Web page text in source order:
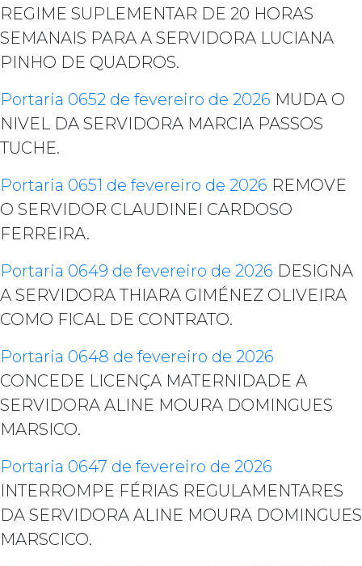
REGIME SUPLEMENTAR DE 20 HORAS
SEMANAIS PARA A SERVIDORA LUCIANA
PINHO DE QUADROS.
Portaria 0652 de fevereiro de 2026 MUDA O
NIVEL DA SERVIDORA MARCIA PASSOS
TUCHE.
Portaria 0651 de fevereiro de 2026 REMOVE
O SERVIDOR CLAUDINEI CARDOSO
FERREIRA.
Portaria 0649 de fevereiro de 2026 DESIGNA
A SERVIDORA THIARA GIMÉNEZ OLIVEIRA
COMO FICAL DE CONTRATO.
Portaria 0648 de fevereiro de 2026
CONCEDE LICENÇA MATERNIDADE A
SERVIDORA ALINE MOURA DOMINGUES
MARSICO.
Portaria 0647 de fevereiro de 2026
INTERROMPE FÉRIAS REGULAMENTARES
DA SERVIDORA ALINE MOURA DOMINGUES
MARSCICO.